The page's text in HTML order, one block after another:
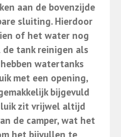
aan de bovenzijde
sluiting. Hierdoor
of het water nog
tank reinigen als
watertanks
met een opening,
bijgevuld
zit vrijwel altijd
de camper, wat het
het bijvullen te